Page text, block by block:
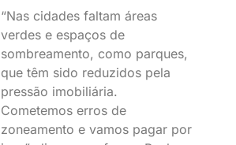
“Nas cidades faltam áreas
verdes e espaços de
sombreamento, como parques,
que têm sido reduzidos pela
pressão imobiliária.
Cometemos erros de
zoneamento e vamos pagar por